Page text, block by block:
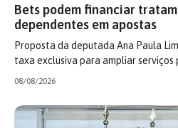
Bets podem financiar
dependentes em apostas
Proposta da deputada Ana Paula
taxa exclusiva para ampliar serviços
08/08/2026